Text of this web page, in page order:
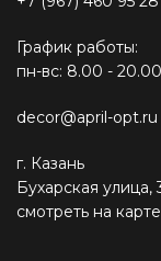
График работы:
пн-вс: 8.00 - 20.00
decor@april-opt.ru
г. Казань
Бухарская улица,
смотреть на карте